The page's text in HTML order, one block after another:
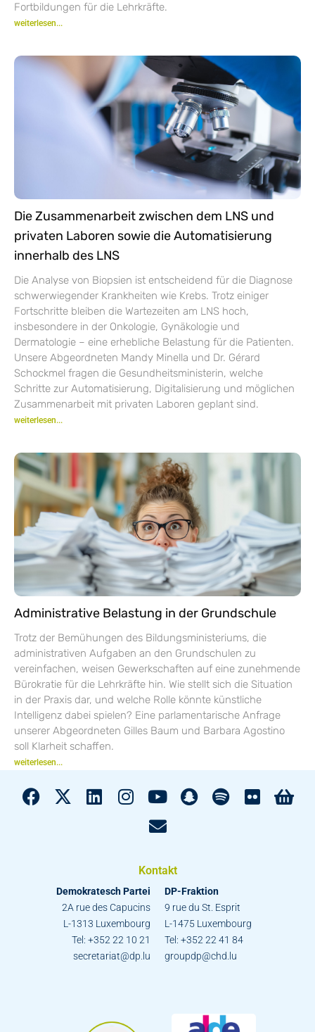
Fortbildungen für die Lehrkräfte.
weiterlesen...
Die Zusammenarbeit zwischen dem LNS und
privaten Laboren sowie die Automatisierung
innerhalb des LNS
Die Analyse von Biopsien ist entscheidend für die Diagnose
schwerwiegender Krankheiten wie Krebs. Trotz einiger
Fortschritte bleiben die Wartezeiten am LNS hoch,
insbesondere in der Onkologie, Gynäkologie und
Dermatologie – eine erhebliche Belastung für die Patienten.
Unsere Abgeordneten Mandy Minella und Dr. Gérard
Schockmel fragen die Gesundheitsministerin, welche
Schritte zur Automatisierung, Digitalisierung und möglichen
Zusammenarbeit mit privaten Laboren geplant sind.
weiterlesen...
Administrative Belastung in der Grundschule
Trotz der Bemühungen des Bildungsministeriums, die
administrativen Aufgaben an den Grundschulen zu
vereinfachen, weisen Gewerkschaften auf eine zunehmende
Bürokratie für die Lehrkräfte hin. Wie stellt sich die Situation
in der Praxis dar, und welche Rolle könnte künstliche
Intelligenz dabei spielen? Eine parlamentarische Anfrage
unserer Abgeordneten Gilles Baum und Barbara Agostino
soll Klarheit schaffen.
weiterlesen...
Kontakt
Demokratesch Partei
2A rue des Capucins
L-1313 Luxembourg
Tel: +352 22 10 21
secretariat@dp.lu
DP-Fraktion
9 rue du St. Esprit
L-1475 Luxembourg
Tel: +352 22 41 84
groupdp@chd.lu